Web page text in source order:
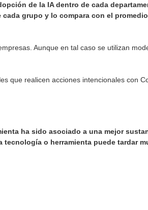
de la IA dentro de cada
grupo y lo compara con el promedio
Aunque en tal caso se utilizan
que realicen acciones intencionales con
ha sido asociado a una mejor
o herramienta puede tardar